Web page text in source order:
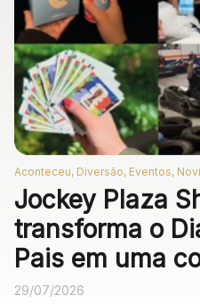
Aconteceu, Diversão, Eventos,
Jockey Plaza
transforma o
Pais em uma
experiências
29/07/2026